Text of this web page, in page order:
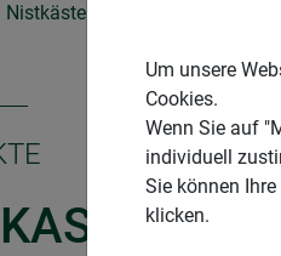
Nistkästen
Um unsere
Cookies.
Wenn Sie auf
individuell
Sie können
klicken.